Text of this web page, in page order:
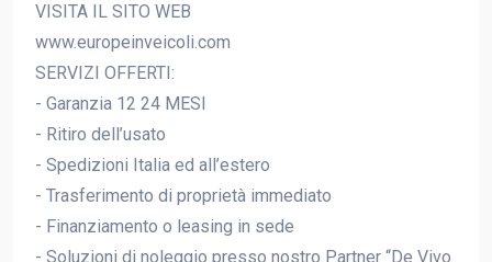
VISITA IL SITO WEB
www.europeinveicoli.com
SERVIZI OFFERTI:
- Garanzia 12 24 MESI
- Ritiro dell’usato
- Spedizioni Italia ed all’estero
- Trasferimento di proprietà immediato
- Finanziamento o leasing in sede
- Soluzioni di noleggio presso nostro Partner “De Vivo